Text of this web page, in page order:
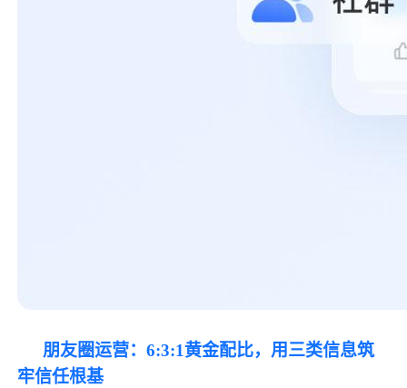
朋友圈运营：6:3:1黄金配比，用三类信息筑
牢信任根基